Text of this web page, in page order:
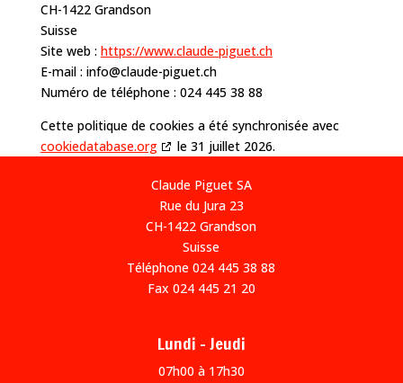
CH-1422 Grandson
Suisse
Site web : https://www.claude-piguet.ch
E-mail : info@claude-piguet.ch
Numéro de téléphone : 024 445 38 88
Cette politique de cookies a été synchronisée avec
cookiedatabase.org
le 31 juillet 2026.
Claude Piguet SA
Rue du Jura 23
CH-1422 Grandson
Suisse
Téléphone024 445 38 88
Fax 024 445 21 20
Lundi – Jeudi
07h00 à 17h30